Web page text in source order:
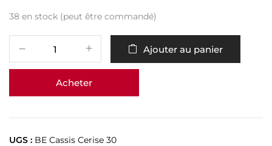
38 en stock (peut être commandé)
Ajouter au panier
Acheter
UGS : BE Cassis Cerise 30